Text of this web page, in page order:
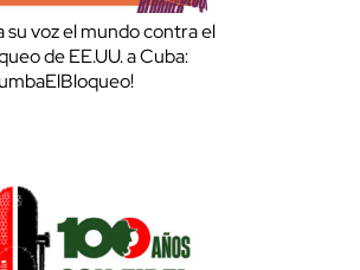
su voz el mundo contra el
de EE.UU. a Cuba: